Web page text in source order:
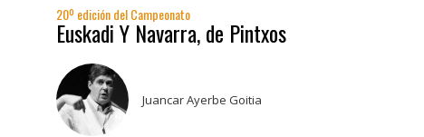
20º edición del Campeonato
Euskadi Y Navarra, de Pintxos
Juancar Ayerbe Goitia